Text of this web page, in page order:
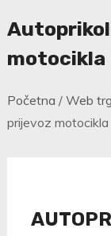
motocikla
Početna / Web
prijevoz motocikla